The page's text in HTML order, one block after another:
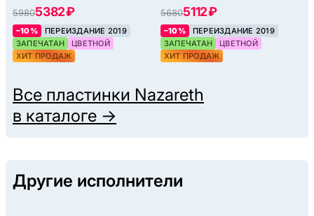
59805382 ₽
–10%
ПЕРЕИЗДАНИЕ 2019
ЗАПЕЧАТАН
ЦВЕТНОЙ
ХИТ ПРОДАЖ
56805112 ₽
–10%
ПЕРЕИЗДАНИЕ 2019
ЗАПЕЧАТАН
ЦВЕТНОЙ
ХИТ ПРОДАЖ
Все пластинки Nazareth
в каталоге →
Другие исполнители